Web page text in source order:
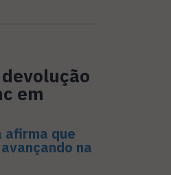
em
afirma que
na